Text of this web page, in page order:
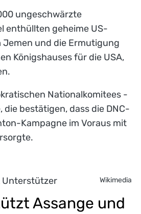
ungeschwärzte
enthüllten geheime US-
Jemen und die Ermutigung
Königshauses für die USA,
Nationalkomitees -
die bestätigen, dass die DNC-
Kampagne im Voraus mit
Wikimedia
Assange und